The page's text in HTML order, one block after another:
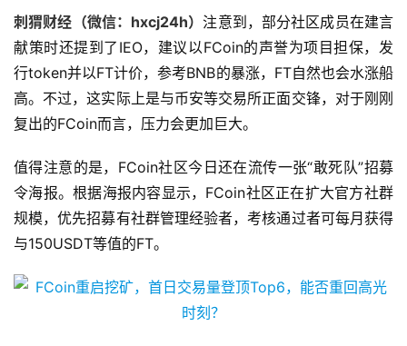
刺猬财经（微信： hxcj24h）注意到，部分社区成员在建言
献策时还提到了IEO，建议以FCoin的声誉为项目担保，发
行token并以FT计价，参考BNB的暴涨，FT自然也会水涨船
高。不过，这实际上是与币安等交易所正面交锋，对于刚刚
复出的FCoin而言，压力会更加巨大。
值得注意的是，FCoin社区今日还在流传一张“敢死队”招募
令海报。根据海报内容显示，FCoin社区正在扩大官方社群
规模，优先招募有社群管理经验者，考核通过者可每月获得
与150USDT等值的FT。